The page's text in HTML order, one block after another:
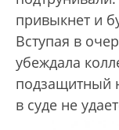
привыкнет и
Вступая в
убеждала
подзащитный
в суде не